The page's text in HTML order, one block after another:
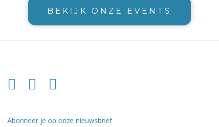
BEKIJK ONZE EVENTS
Abonneer je op onze nieuwsbrief